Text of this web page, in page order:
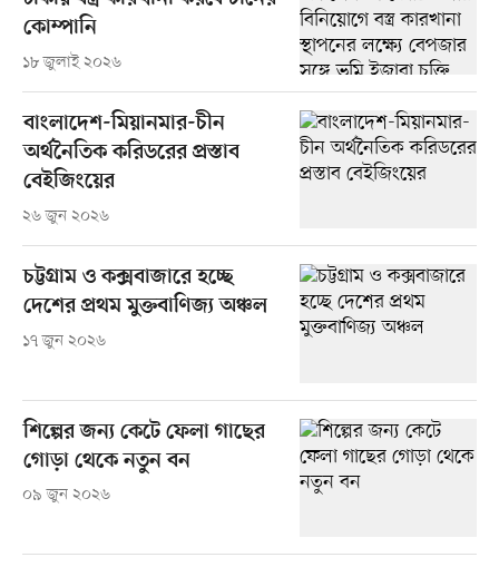
কোম্পানি
১৮ জুলাই ২০২৬
বাংলাদেশ-মিয়ানমার-চীন
অর্থনৈতিক করিডরের প্রস্তাব
বেইজিংয়ের
২৬ জুন ২০২৬
চট্টগ্রাম ও কক্সবাজারে হচ্ছে
দেশের প্রথম মুক্তবাণিজ্য অঞ্চল
১৭ জুন ২০২৬
শিল্পের জন্য কেটে ফেলা গাছের
গোড়া থেকে নতুন বন
০৯ জুন ২০২৬